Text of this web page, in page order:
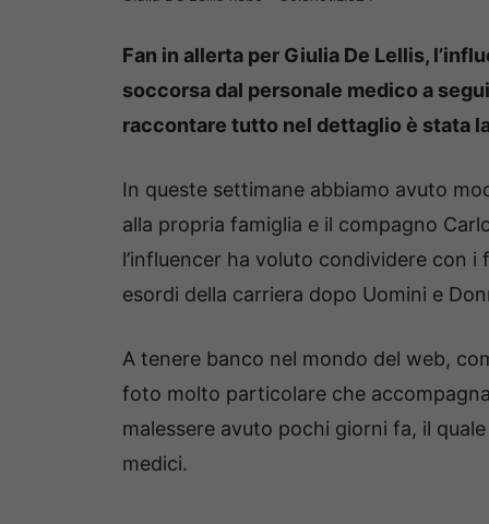
Fan in allerta per Giulia De Lellis,
soccorsa dal personale medico a
raccontare tutto nel dettaglio è stata
In queste settimane abbiamo avuto
alla propria famiglia e il compagno
l’influencer ha voluto condividere con
esordi della carriera dopo Uomini e
A tenere banco nel mondo del web,
foto molto particolare che
malessere avuto pochi giorni fa, il
medici.